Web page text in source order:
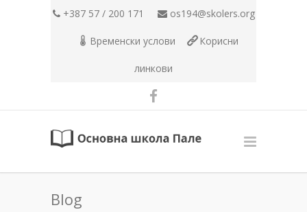
+387 57 / 200 171 os194@skolers.org
Временски услови Корисни
линкови
Blog